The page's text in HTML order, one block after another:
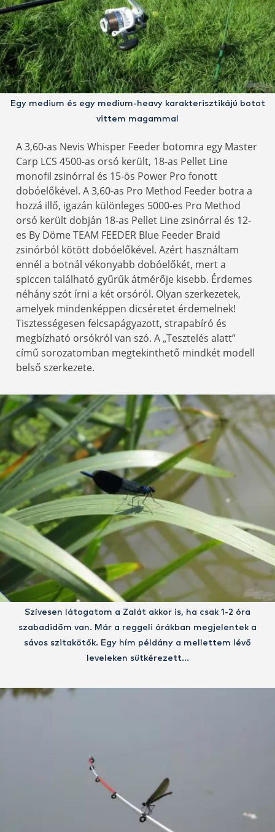
Egy medium és egy medium-heavy karakterisztikájú botot
vittem magammal
A 3,60-as Nevis Whisper Feeder botomra egy Master
Carp LCS 4500-as orsó került, 18-as Pellet Line
monofil zsinórral és 15-ös Power Pro fonott
dobóelőkével. A 3,60-as Pro Method Feeder botra a
hozzá illő, igazán különleges 5000-es Pro Method
orsó került dobján 18-as Pellet Line zsinórral és 12-
es By Döme TEAM FEEDER Blue Feeder Braid
zsinórból kötött dobóelőkével. Azért használtam
ennél a botnál vékonyabb dobóelőkét, mert a
spiccen található gyűrűk átmérője kisebb. Érdemes
néhány szót írni a két orsóról. Olyan szerkezetek,
amelyek mindenképpen dicséretet érdemelnek!
Tisztességesen felcsapágyazott, strapabíró és
megbízható orsókról van szó. A „Tesztelés alatt”
című sorozatomban megtekinthető mindkét modell
belső szerkezete.
Szívesen látogatom a Zalát akkor is, ha csak 1-2 óra
szabadidőm van. Már a reggeli órákban megjelentek a
sávos szitakötők. Egy hím példány a mellettem lévő
leveleken sütkérezett…